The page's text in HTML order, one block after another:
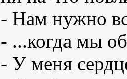
- Нам нужно
- ...когда мы
- У меня